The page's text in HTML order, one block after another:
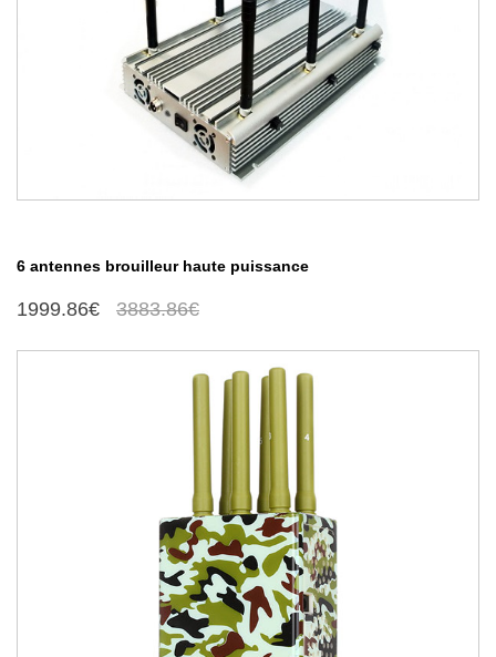
6 antennes brouilleur haute puissance
1999.86€ 3883.86€